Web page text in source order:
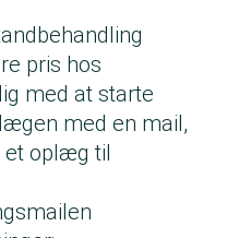
pris hos
med at starte
med en mail,
oplæg til